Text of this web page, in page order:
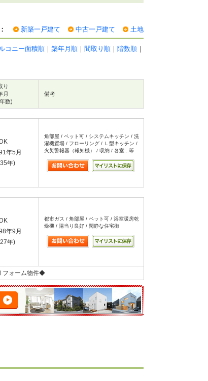
新築一戸建て 中古一戸建て 土地
コニー面積順 ｜ 築年月順 ｜ 間取り順 ｜ 階数順 ｜
り
月
数)
備考
年5月
年)
角部屋 / ペット可 / システムキッチン / 洗
濯機置場 / フローリング / Ｌ型キッチン /
火災警報器（報知機） / 収納 / 各室...等
年9月
年)
都市ガス / 角部屋 / ペット可 / 浴室暖房乾
燥機 / 陽当り良好 / 閑静な住宅街
フォーム物件◆